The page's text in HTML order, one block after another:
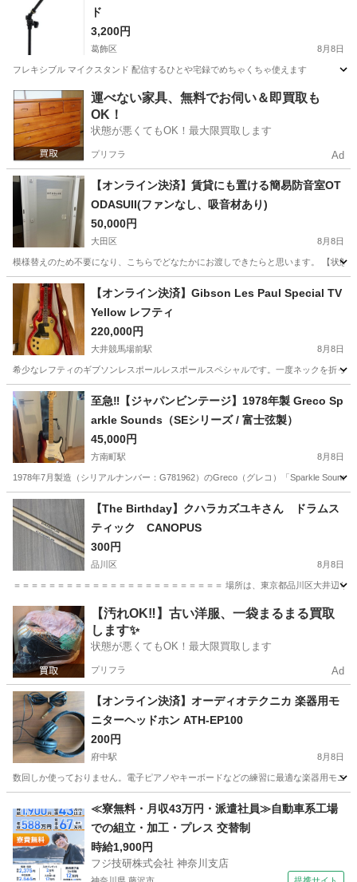
ド
3,200円
葛飾区 8月8日
フレキシブル マイクスタンド 配信するひとや宅録でめちゃくちゃ使えます
東京 葛飾区 その他 マイクスタンド
運べない家具、無料でお伺い＆即買取も
OK！
状態が悪くてもOK！最大限買取します
プリフラ Ad
【オンライン決済】賃貸にも置ける簡易防音室OT
ODASUII(ファンなし、吸音材あり)
50,000円
大田区 8月8日
模様替えのため不要になり、こちらでどなたかにお渡しできたらと思います。 【状
東京 大田区 その他
【オンライン決済】Gibson Les Paul Special TV
Yellow レフティ
220,000円
大井競馬場前駅 8月8日
希少なレフティのギブソンレスポールレスポールスペシャルです。一度ネックを折っ
東京 品川区 大井競馬場前駅 弦楽器、ギター
至急‼️【ジャパンビンテージ】1978年製 Greco Sp
arkle Sounds（SEシリーズ / 富士弦製）
45,000円
方南町駅 8月8日
1978年7月製造（シリアルナンバー：G781962）のGreco（グレコ）「Sparkle
東京 杉並区 弦楽器、ギター
【The Birthday】クハラカズユキさん ドラムス
ティック CANOPUS
300円
品川区 8月8日
＝＝＝＝＝＝＝＝＝＝＝＝＝＝＝＝＝＝＝＝＝＝＝＝ 場所は、東京都品川区大井辺
東京 品川区 打楽器、ドラム
【汚れOK‼️】古い洋服、一袋まるまる買取
します✨
状態が悪くてもOK！最大限買取します
プリフラ Ad
【オンライン決済】オーディオテクニカ 楽器用モ
ニターヘッドホン ATH-EP100
200円
府中駅 8月8日
数回しか使っておりません。電子ピアノやキーボードなどの練習に最適な楽器用モニ
府中駅 アクセサリー
≪寮無料・月収43万円・派遣社員≫自動車系工場
での組立・加工・プレス 交替制
時給1,900円
フジ技研株式会社 神奈川支店